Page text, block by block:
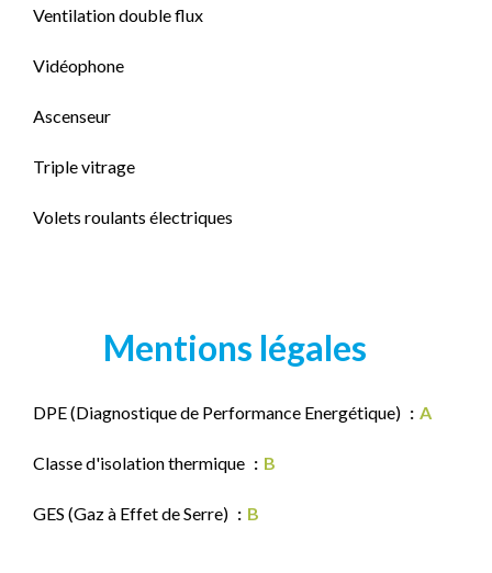
Ventilation double flux
Vidéophone
Ascenseur
Triple vitrage
Volets roulants électriques
Mentions légales
DPE (Diagnostique de Performance Energétique) A
Classe d'isolation thermique B
GES (Gaz à Effet de Serre) B